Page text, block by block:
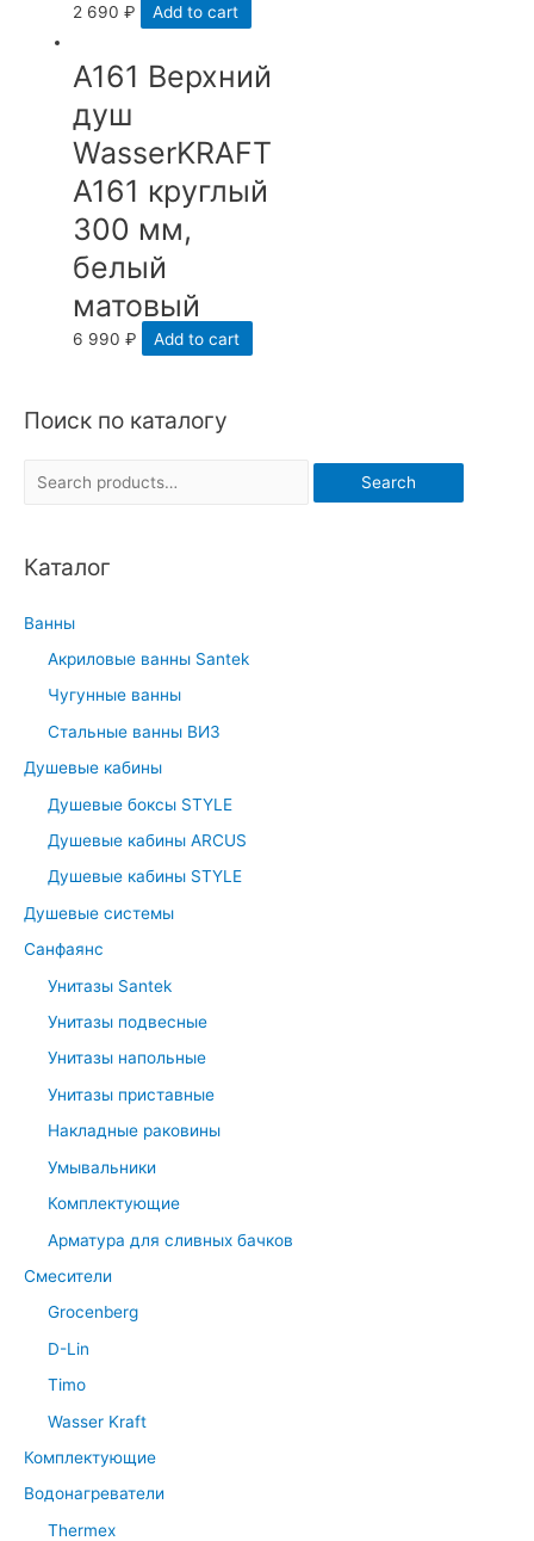
Поиск по каталогу
r
h
:
Search
Каталог
Ванны
Акриловые ванны Santek
Чугунные ванны
Стальные ванны ВИЗ
Душевые кабины
Душевые боксы STYLE
Душевые кабины ARCUS
Душевые кабины STYLE
Душевые системы
Санфаянс
Унитазы Santek
Унитазы подвесные
Унитазы напольные
Унитазы приставные
Накладные раковины
Умывальники
Комплектующие
Арматура для сливных бачков
Смесители
Grocenberg
D-Lin
Timo
Wasser Kraft
Комплектующие
Водонагреватели
Thermex
2 690₽ Add to cart
А161 Верхний
душ
WasserKRAFT
A161 круглый
300 мм,
белый
матовый
6 990₽ Add to cart